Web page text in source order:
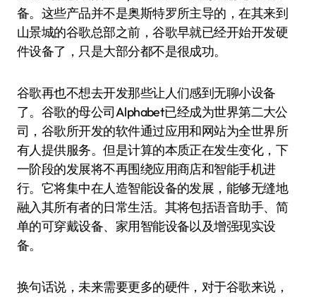
备。这些产品并不是奥斯特罗所主导的，在其来到
山景城的谷歌总部之前，谷歌早就已经开始开发硬
件设备了，只是大部分都不是很成功。
谷歌再也不想去开发那些让人们感到无聊小设备
了。谷歌的母公司Alphabet已经成为世界第二大公
司，谷歌所开发的软件通过应用和网站为全世界所
有人提供服务。但是计算的本质正在发生变化，下
一阶段的发展将不再围绕应用商店和智能手机进
行。它将集中在人造智能设备的发展，能够无缝地
融入其所有者的日常生活。其将包括语音助手、简
单的可穿戴设备、家用智能设备以及增强现实设
备。
换句话说，未来需要更多的硬件，对于谷歌来说，